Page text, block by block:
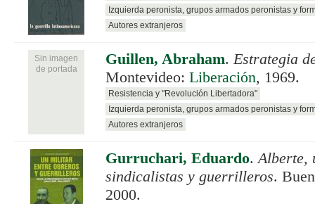
Izquierda peronista, grupos armados peronistas y
Autores extranjeros
Sin imagen
de portada
Guillen, Abraham. Estrategia
Montevideo: Liberación, 1969.
Resistencia y "Revolución Libertadora"
Izquierda peronista, grupos armados peronistas y
Autores extranjeros
Gurruchari, Eduardo. Alberte,
sindicalistas y guerrilleros.
2000.